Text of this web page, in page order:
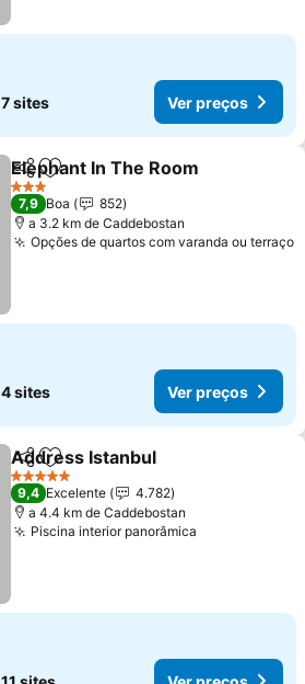
7 sites Ver preços
PartilharAdicionar aos favoritos
Elephant In The Room
3 Estrelas
7,9 Boa
852
a 3.2 km de Caddebostan
Opções de quartos com varanda ou terraço
4 sites Ver preços
PartilharAdicionar aos favoritos
Address Istanbul
5 Estrelas
9,4 Excelente
4.782
a 4.4 km de Caddebostan
Piscina interior panorâmica